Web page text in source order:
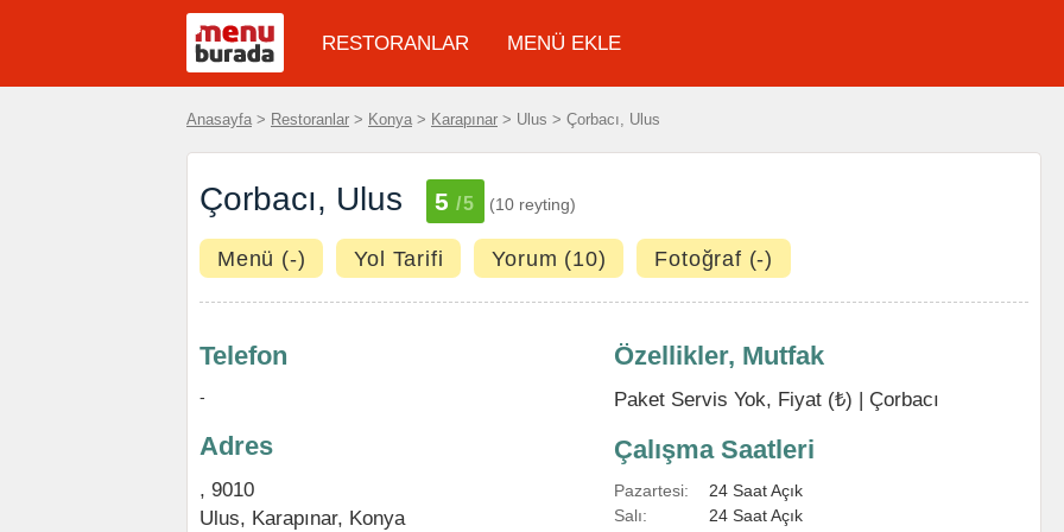
RESTORANLAR MENÜ EKLE
Anasayfa > Restoranlar > Konya > Karapınar > Ulus > Çorbacı, Ulus
Çorbacı, Ulus 5 /5 (10 reyting)
Menü (-) Yol Tarifi Yorum (10) Fotoğraf (-)
Telefon
-
Adres
, 9010
Ulus, Karapınar, Konya
Özellikler, Mutfak
Paket Servis Yok, Fiyat (₺) | Çorbacı
Çalışma Saatleri
Pazartesi:
24 Saat Açık
Salı:
24 Saat Açık